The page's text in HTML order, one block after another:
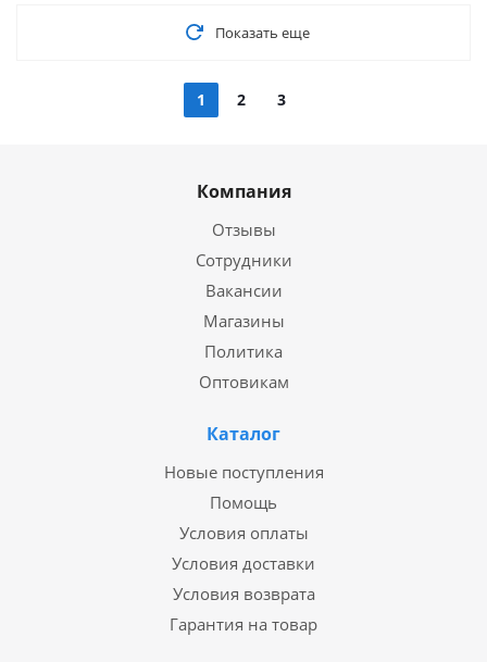
Показать еще
1 2 3
Компания
Отзывы
Сотрудники
Вакансии
Магазины
Политика
Оптовикам
Каталог
Новые поступления
Помощь
Условия оплаты
Условия доставки
Условия возврата
Гарантия на товар